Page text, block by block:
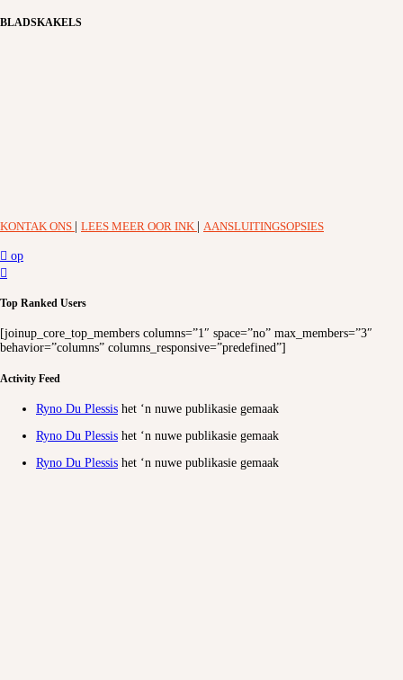
BLADSKAKELS
KONTAK ONS | LEES MEER OOR INK | AANSLUITINGSOPSIES
op
Top Ranked Users
[joinup_core_top_members columns=”1″ space=”no” max_members=”3″
behavior=”columns” columns_responsive=”predefined”]
Activity Feed
Ryno Du Plessis het ‘n nuwe publikasie gemaak
Ryno Du Plessis het ‘n nuwe publikasie gemaak
Ryno Du Plessis het ‘n nuwe publikasie gemaak